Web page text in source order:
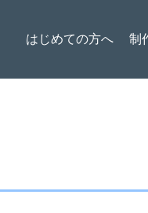
はじめての方へ 制